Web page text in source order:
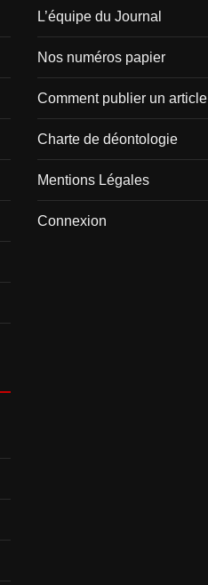
L’équipe du Journal
Nos numéros papier
Comment publier un article
Charte de déontologie
Mentions Légales
Connexion